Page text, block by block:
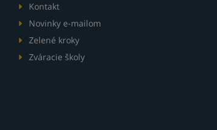
Kontakt
Novinky e-mailom
Zelené kroky
Zváracie školy